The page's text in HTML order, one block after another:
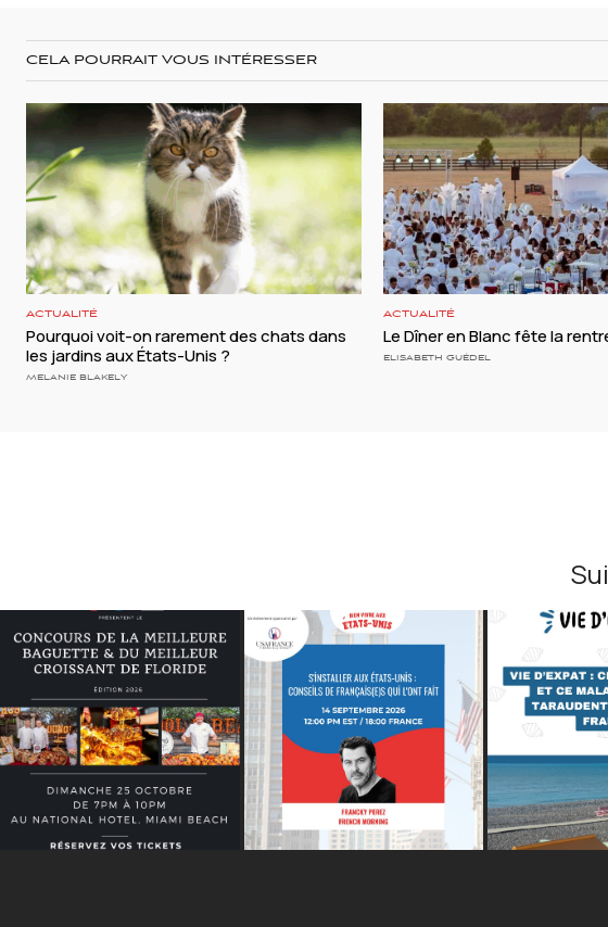
CELA POURRAIT VOUS INTÉRESSER
ACTUALITÉ
Pourquoi voit-on rarement des chats dans
les jardins aux États-Unis ?
MELANIE BLAKELY
ACTUALITÉ
Le Dîner en Blanc fête la
ELISABETH GUÉDEL